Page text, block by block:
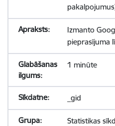
Izmanto
pieprasījuma
1 minūte
_gid
Statistikas